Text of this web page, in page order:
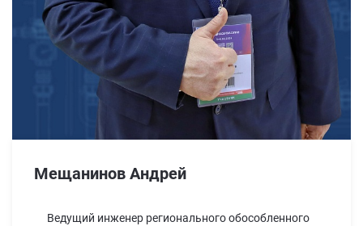
Мещанинов Андрей
Ведущий инженер регионального обособленного